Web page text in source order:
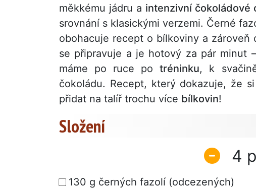
měkkému jádru a intenzivní čokoládové
srovnání s klasickými verzemi. Černé
obohacuje recept o bílkoviny a
se připravuje a je hotový za pár minut
máme po ruce potréninku, k
čokoládu. Recept, který dokazuje, že
přidat na talíř trochu více bílkovin!
Složení
4
130 g černých fazolí (odcezených)